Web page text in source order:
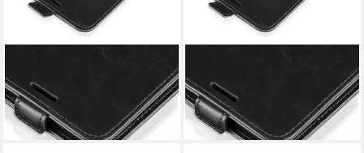
LG Velvet 5G
ab 11,90 €
in 6-7 Werktagen bei dir
Motorola Moto G14
ab 11,90 €
in 6-7 Werktagen bei dir